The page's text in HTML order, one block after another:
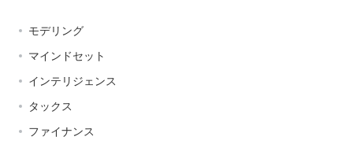
モデリング
マインドセット
インテリジェンス
タックス
ファイナンス